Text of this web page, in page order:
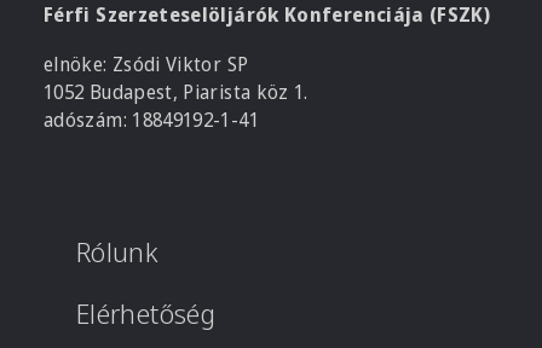
Férfi Szerzeteselöljárók Konferenciája (FSZK)
elnöke: Zsódi Viktor SP
1052 Budapest, Piarista köz 1.
adószám: 18849192-1-41
Rólunk
Elérhetőség